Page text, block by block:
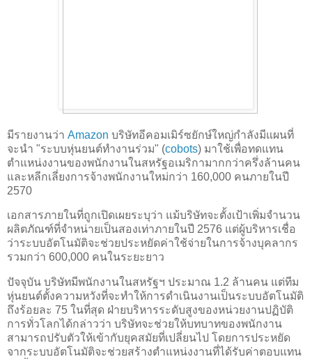
มีรายงานว่า Amazon บริษัทอีคอมเมิร์ซยักษ์ใหญ่กำลังมีแผนที่
จะนำ "ระบบหุ่นยนต์ทำงานร่วม" (cobots) มาใช้เพื่อทดแทน
ตำแหน่งงานของพนักงานในสหรัฐอเมริกามากกว่าครึ่งล้านคน
และหลีกเลี่ยงการจ้างพนักงานใหม่กว่า 160,000 คนภายในปี
2570
เอกสารภายในที่ถูกเปิดเผยระบุว่า แม้บริษัทจะตั้งเป้าเพิ่มจำนวน
ผลิตภัณฑ์ที่จำหน่ายเป็นสองเท่าภายในปี 2576 แต่ผู้บริหารเชื่อ
ว่าระบบอัตโนมัติจะช่วยประหยัดค่าใช้จ่ายในการจ้างบุคลากร
รวมกว่า 600,000 คนในระยะยาว
ปัจจุบัน บริษัทมีพนักงานในสหรัฐฯ ประมาณ 1.2 ล้านคน แต่ทีม
หุ่นยนต์ตั้งความหวังที่จะทำให้การดำเนินงานเป็นระบบอัตโนมัติ
ถึงร้อยละ 75 ในที่สุด ฝ่ายบริหารระดับสูงของหน่วยงานปฏิบัติ
การทั่วโลกได้กล่าวว่า บริษัทจะช่วยให้บทบาทของพนักงาน
สามารถปรับตัวให้เข้ากับยุคสมัยที่เปลี่ยนไป โดยการประหยัด
จากระบบอัตโนมัติจะช่วยสร้างตำแหน่งงานที่ได้รับค่าตอบแทน